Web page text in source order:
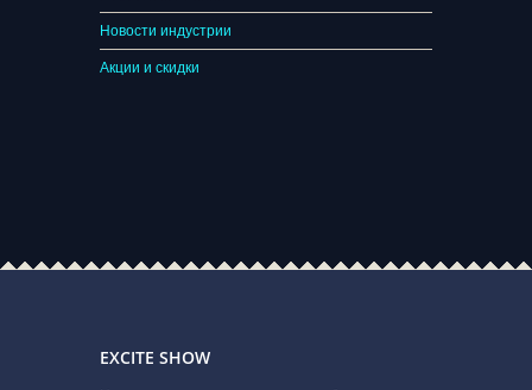
Новости индустрии
Акции и скидки
EXCITE SHOW